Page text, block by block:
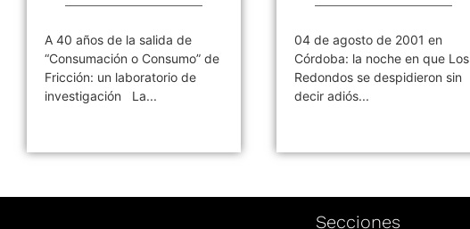
A 40 años de la salida de
“Consumación o Consumo” de
Fricción: un laboratorio de
investigación La...
04 de agosto de 2001 en
Córdoba: la noche en que Los
Redondos se despidieron sin
decir adiós...
Secciones